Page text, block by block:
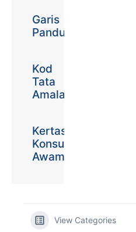
Garis
Panduan
Kod
Tata
Amalan
Kertas
Konsultasi
Awam
View Categories